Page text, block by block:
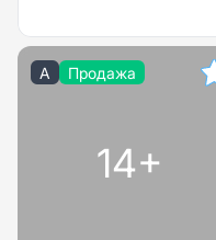
A Продажа
14+